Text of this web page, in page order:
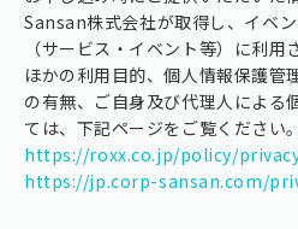
Sansan株式会社が取得し、イベ
（サービス・イベント等）に利
ほかの利用目的、個人情報保護管
の有無、ご自身及び代理人による
ては、下記ページをご覧ください。
https://roxx.co.jp/policy/
https://jp.corp-sansan.com/